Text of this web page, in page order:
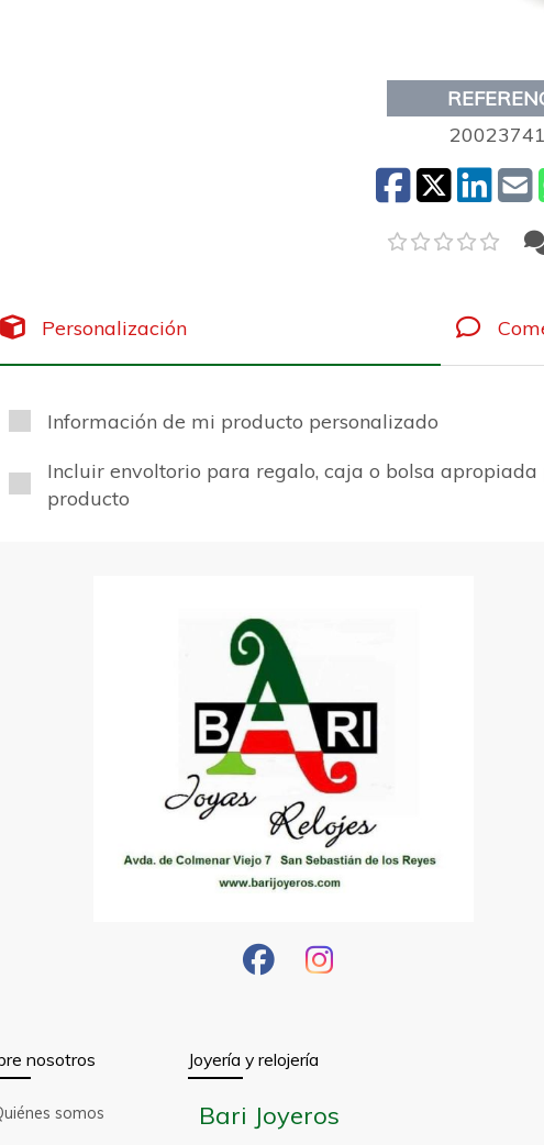
Personalización
Información de mi producto personalizado
Incluir envoltorio para regalo, caja o bolsa apropiada
producto
nosotros
somos
Joyería y relojería
Bari Joyeros